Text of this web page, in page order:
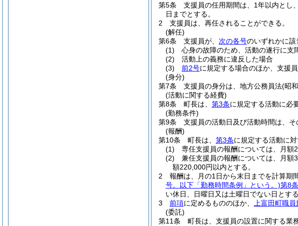
第5条
支援員の任用期間は、1年以内とし
日までとする。
2
支援員は、再任されることができる。
(解任)
第6条
支援員が、 次の各号のいずれかに該
(1)
心身の故障のため、活動の遂行に支
(2)
活動上の義務に違反した場合
(3)
前2号に規定する場合のほか、支援
(身分)
第7条
支援員の身分は、地方公務員法(昭
(活動に関する経費)
第8条
町長は、 第3条に規定する活動に必
(勤務条件)
第9条
支援員の活動日及び活動時間は、
(報酬)
第10条
町長は、 第3条に規定する活動に
(1)
専任支援員の報酬については、月額
(2)
兼任支援員の報酬については、月額
額220,000円以内とする。
2
報酬は、月の1日から末日までを計算期
号。以下「勤務時間条例」という。)第8条
い休日、日曜日又は土曜日でない日とする
3
前項に定めるもののほか、 上富田町職
(委託)
第11条
町長は、支援員の設置に関する業